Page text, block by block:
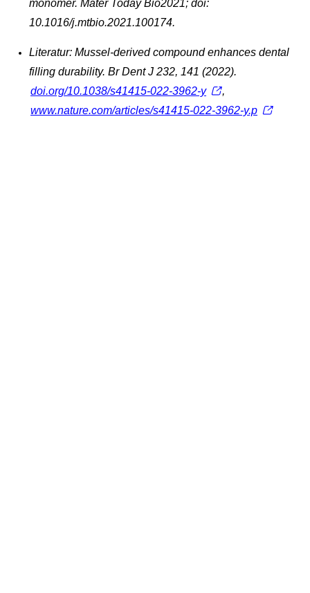
monomer. Mater Today Bio2021; doi:
10.1016/j.mtbio.2021.100174.
Literatur: Mussel-derived compound enhances dental
filling durability. Br Dent J 232, 141 (2022).
doi.org/10.1038/s41415-022-3962-y
,
www.nature.com/articles/s41415-022-3962-y.p